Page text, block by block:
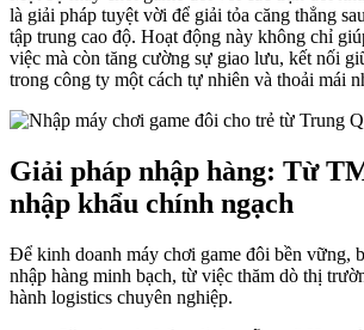
là giải pháp tuyệt vời để giải tỏa căng thẳng
tập trung cao độ. Hoạt động này không chỉ
việc mà còn tăng cường sự giao lưu, kết nối
trong công ty một cách tự nhiên và thoải mái
Giải pháp nhập hàng: Từ
nhập khẩu chính ngạch
Để kinh doanh máy chơi game đôi bền vững,
nhập hàng minh bạch, từ việc thăm dò thị
hành logistics chuyên nghiệp.